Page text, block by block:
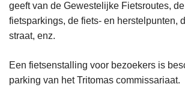
geeft van de Gewestelijke Fietsroutes,
fietsparkings, de fiets- en herstelpunten,
straat, enz.
Een fietsenstalling voor bezoekers is
parking van het Tritomas commissariaat.